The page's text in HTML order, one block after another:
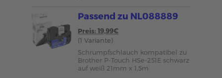
Passend zu NL088889
Preis: 19,99€
(1 Variante)
Schrumpfschlauch kompatibel zu
Brother P-Touch HSe-251E schwarz
auf weiß 21mm x 1,5m